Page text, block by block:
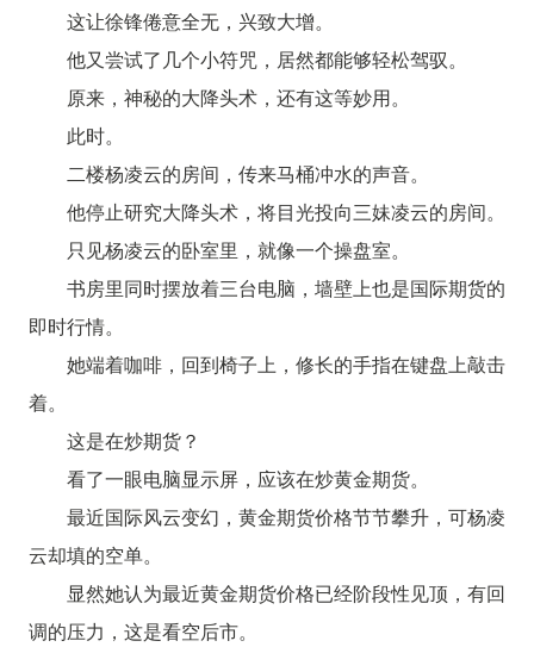
这让徐锋倦意全无，兴致大增。
他又尝试了几个小符咒，居然都能够轻松驾驭。
原来，神秘的大降头术，还有这等妙用。
此时。
二楼杨凌云的房间，传来马桶冲水的声音。
他停止研究大降头术，将目光投向三妹凌云的房间。
只见杨凌云的卧室里，就像一个操盘室。
书房里同时摆放着三台电脑，墙壁上也是国际期货的
即时行情。
她端着咖啡，回到椅子上，修长的手指在键盘上敲击
着。
这是在炒期货？
看了一眼电脑显示屏，应该在炒黄金期货。
最近国际风云变幻，黄金期货价格节节攀升，可杨凌
云却填的空单。
显然她认为最近黄金期货价格已经阶段性见顶，有回
调的压力，这是看空后市。